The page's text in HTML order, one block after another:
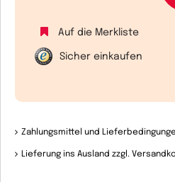
Auf die Merkliste
Sicher einkaufen
Zahlungsmittel und
Lieferung ins Ausland zzgl.